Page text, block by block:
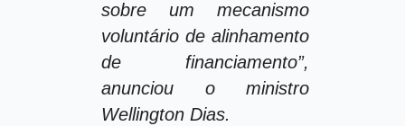
sobre um mecanismo
voluntário de alinhamento
de financiamento”,
anunciou o ministro
Wellington Dias.